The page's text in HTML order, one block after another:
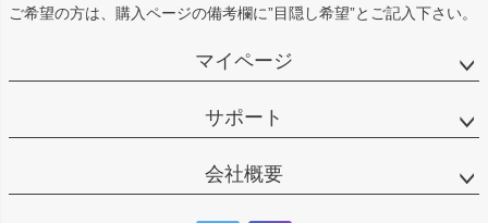
ご希望の方は、購入ページの備考欄に”目隠し希望”とご記入下さい。
マイページ
サポート
会社概要